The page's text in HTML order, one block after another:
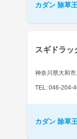
カダン 除草
スギドラッ
神奈川県大和市
TEL: 046-204-
カダン 除草